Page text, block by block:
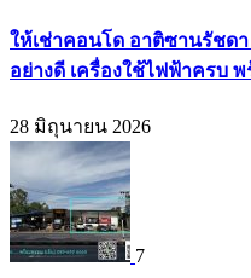
ให้เช่าคอนโด อาติซานรัชดา
อย่างดี เครื่องใช้ไฟฟ้าครบ พ
28 มิถุนายน 2026
7